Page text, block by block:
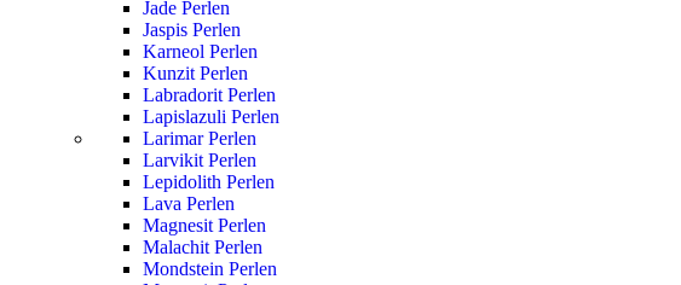
Jade Perlen
Jaspis Perlen
Karneol Perlen
Kunzit Perlen
Labradorit Perlen
Lapislazuli Perlen
Larimar Perlen
Larvikit Perlen
Lepidolith Perlen
Lava Perlen
Magnesit Perlen
Malachit Perlen
Mondstein Perlen